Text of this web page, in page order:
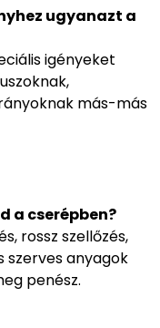
ugyanazt a
igényeket
más-más
a cserépben?
rossz szellőzés,
anyagok
penész.